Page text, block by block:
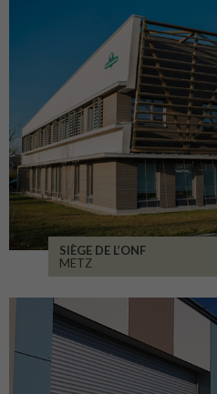
SIÈGE DE L’ONF
METZ